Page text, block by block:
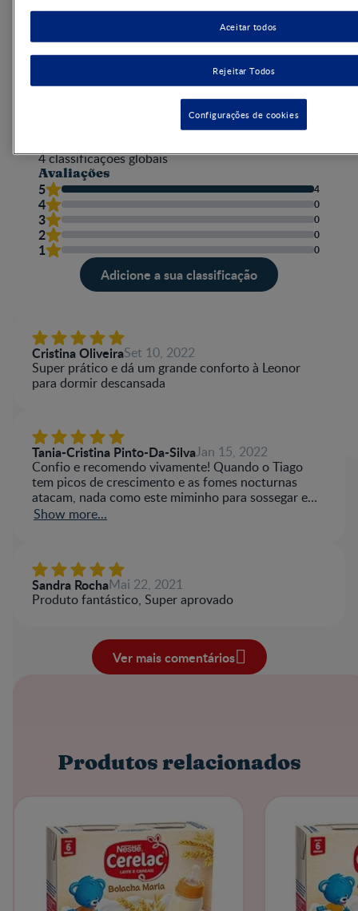
4classificações globais
Avaliações
5 4
4 0
3 0
2 0
1 0
Adicione a sua classificação
Cristina OliveiraSet 10, 2022
Super prático e dá um grande conforto à Leonor
para dormir descansada
Tania-Cristina Pinto-Da-SilvaJan 15, 2022
Confio e recomendo vivamente! Quando o Tiago
tem picos de crescimento e as fomes nocturnas
atacam, nada como este miminho para sossegar e
aconchegar. Obrigada Nestlé!
Show more...
Sandra RochaMai 22, 2021
Produto fantástico, Super aprovado
Ver mais comentários
Produtos relacionados
Rejeitar Todos
Aceitar todos
Configurações de cookies